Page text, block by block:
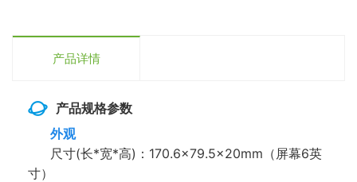
产品详情
产品规格参数
外观
尺寸(长*宽*高)：170.6×79.5×20mm（屏幕6英
寸）